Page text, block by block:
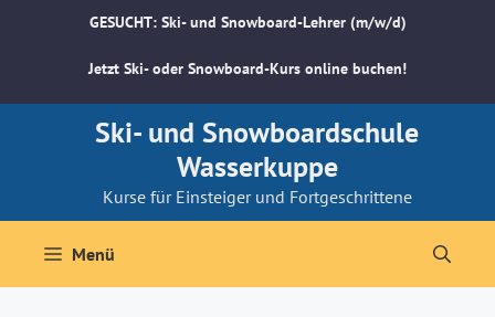
GESUCHT: Ski- und Snowboard-Lehrer (m/w/d)
Jetzt Ski- oder Snowboard-Kurs online buchen!
Ski- und Snowboardschule
Wasserkuppe
Kurse für Einsteiger und Fortgeschrittene
Menü